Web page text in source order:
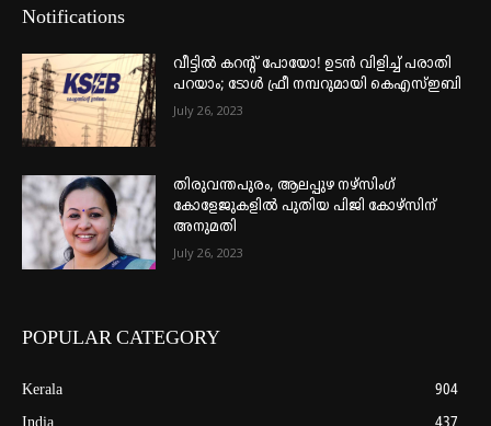
Notifications
വീട്ടില്‍ കറന്റ് പോയോ! ഉടന്‍ വിളിച്ച് പരാതി
പറയാം; ടോള്‍ ഫ്രീ നമ്പറുമായി കെഎസ്ഇബി
July 26, 2023
തിരുവന്തപുരം, ആലപ്പുഴ നഴ്‌സിംഗ്
കോളേജുകളില്‍ പുതിയ പിജി കോഴ്‌സിന്
അനുമതി
July 26, 2023
POPULAR CATEGORY
Kerala
904